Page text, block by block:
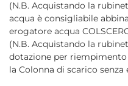
(N.B. Acquistando la
acqua è consigliabile
erogatore acqua
(N.B. Acquistando la
dotazione per
la Colonna di scarico senza